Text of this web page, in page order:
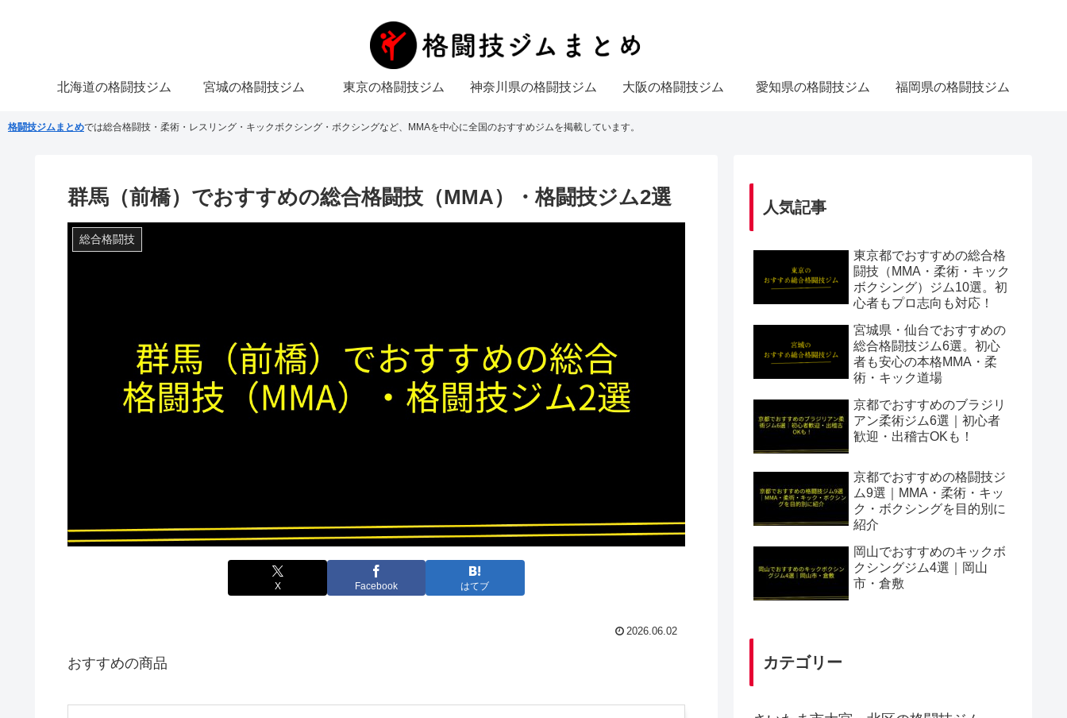
北海道の格闘技ジム 宮城の格闘技ジム 東京の格闘技ジム 神奈川県の格闘技ジム 大阪の格闘技ジム 愛知県の格闘技ジム 福岡県の格闘技ジム
格闘技ジムまとめでは総合格闘技・柔術・レスリング・キックボクシング・ボクシングなど、MMAを中心に全国のおすすめジムを掲載しています。
群馬（前橋）でおすすめの総合格闘技（MMA）・格闘技ジム2選
総合格闘技
X Facebook はてブ
2026.06.02
おすすめの商品
人気記事
東京都でおすすめの総合格
闘技（MMA・柔術・キック
ボクシング）ジム10選。初
心者もプロ志向も対応！
宮城県・仙台でおすすめの
総合格闘技ジム6選。初心
者も安心の本格MMA・柔
術・キック道場
京都でおすすめのブラジリ
アン柔術ジム6選｜初心者
歓迎・出稽古OKも！
京都でおすすめの格闘技ジ
ム9選｜MMA・柔術・キッ
ク・ボクシングを目的別に
紹介
岡山でおすすめのキックボ
クシングジム4選｜岡山
市・倉敷
カテゴリー